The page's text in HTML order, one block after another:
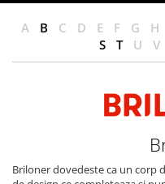
Aplice Baie
Accesorii iluminat
Lampadare și Veioze LED
Semne luminoase
Accesorii iluminat
Iluminat camera copilului
Iluminat birou
A B C D E F G H
S
T U V
Briloner dovedeste ca un corp